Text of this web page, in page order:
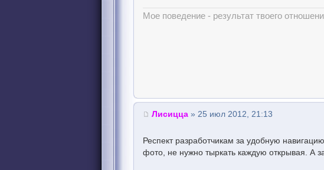
Мое поведение - результат твоего
Лисицца » 25 июл 2012, 21:13
Респект разработчикам за удобную
фото, не нужно тыркать каждую открывая. А